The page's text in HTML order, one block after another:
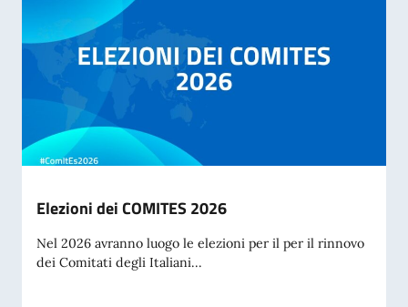
Elezioni dei COMITES 2026
Nel 2026 avranno luogo le elezioni per il per il rinnovo
dei Comitati degli Italiani...